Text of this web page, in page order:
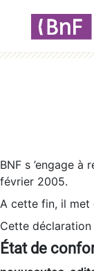
BNF s ’engage
février 2005.
A cette fin, il
Cette déclaration
État de